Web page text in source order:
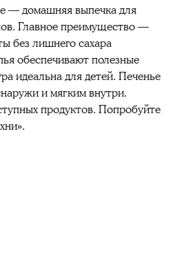
— домашняя выпечка для
Главное преимущество —
без лишнего сахара
обеспечивают полезные
идеальна для детей. Печенье
и мягким внутри.
продуктов. Попробуйте